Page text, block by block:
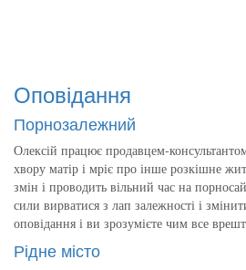
Оповідання
Порнозалежний
Олексій працює продавцем-
хвору матір і мріє про інше розкішне
змін і проводить вільний час на
сили вирватися з лап залежності і
оповідання і ви зрозумієте чим все
Рідне місто